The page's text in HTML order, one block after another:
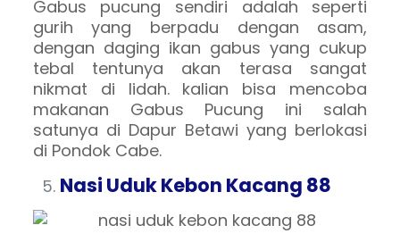
Gabus pucung sendiri adalah seperti
gurih yang berpadu dengan asam,
dengan daging ikan gabus yang cukup
tebal tentunya akan terasa sangat
nikmat di lidah. kalian bisa mencoba
makanan Gabus Pucung ini salah
satunya di Dapur Betawi yang berlokasi
di Pondok Cabe.
Nasi Uduk Kebon Kacang 88